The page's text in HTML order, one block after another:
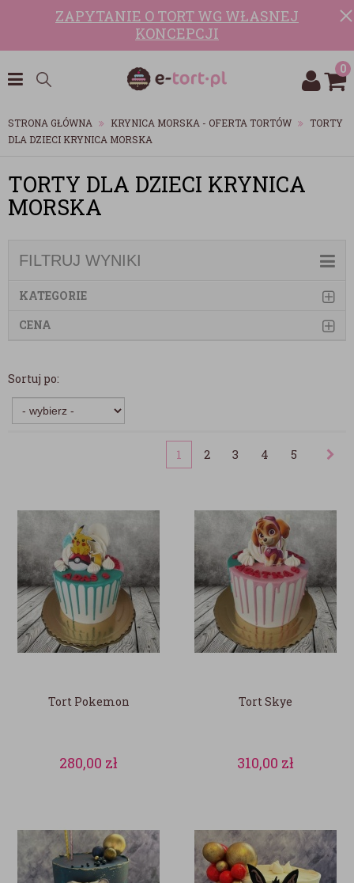
ZAPYTANIE O TORT WG WŁASNEJ
KONCEPCJI
0
STRONA GŁÓWNA KRYNICA MORSKA - OFERTA TORTÓW
TORTY
DLA DZIECI KRYNICA MORSKA
TORTY DLA DZIECI KRYNICA
MORSKA
FILTRUJ WYNIKI
KATEGORIE
CENA
Sortuj po:
1 2 3 4 5
Tort Pokemon
280,00 zł
Tort Skye
310,00 zł